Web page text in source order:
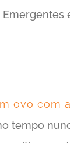
ovo com
tempo